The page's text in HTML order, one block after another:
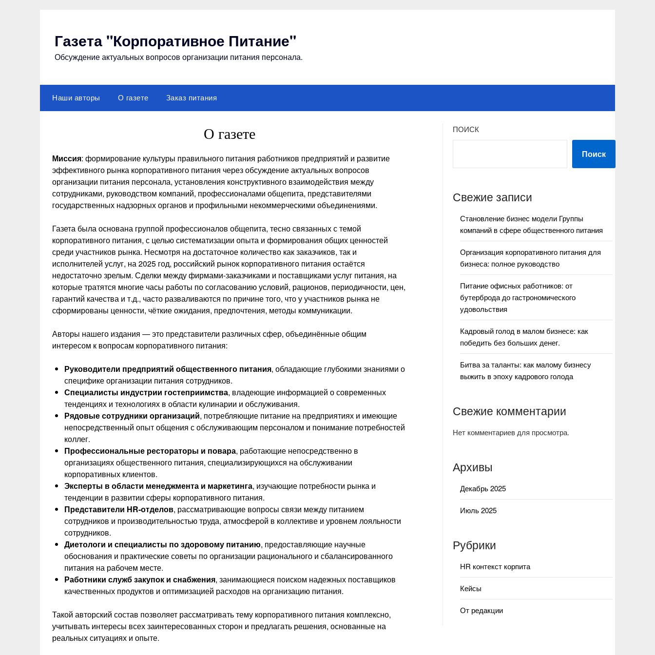
Газета "Корпоративное Питание"
Обсуждение актуальных вопросов организации питания персонала.
Наши авторы О газете Заказ питания
О газете
Миссия: формирование культуры правильного питания работников предприятий и развитие
эффективного рынка корпоративного питания через обсуждение актуальных вопросов
организации питания персонала, установления конструктивного взаимодействия между
сотрудниками, руководством компаний, профессионалами общепита, представителями
государственных надзорных органов и профильными некоммерческими объединениями.
Газета была основана группой профессионалов общепита, тесно связанных с темой
корпоративного питания, с целью систематизации опыта и формирования общих ценностей
среди участников рынка. Несмотря на достаточное количество как заказчиков, так и
исполнителей услуг, на 2025 год, российский рынок корпоративного питания остаётся
недостаточно зрелым. Сделки между фирмами-заказчиками и поставщиками услуг питания, на
которые тратятся многие часы работы по согласованию условий, рационов, периодичности, цен,
гарантий качества и т.д., часто разваливаются по причине того, что у участников рынка не
сформированы ценности, чёткие ожидания, предпочтения, методы коммуникации.
Авторы нашего издания — это представители различных сфер, объединённые общим
интересом к вопросам корпоративного питания:
Руководители предприятий общественного питания, обладающие глубокими знаниями о
специфике организации питания сотрудников.
Специалисты индустрии гостеприимства, владеющие информацией о современных
тенденциях и технологиях в области кулинарии и обслуживания.
Рядовые сотрудники организаций, потребляющие питание на предприятиях и имеющие
непосредственный опыт общения с обслуживающим персоналом и понимание потребностей
коллег.
Профессиональные рестораторы и повара, работающие непосредственно в
организациях общественного питания, специализирующихся на обслуживании
корпоративных клиентов.
Эксперты в области менеджмента и маркетинга, изучающие потребности рынка и
тенденции в развитии сферы корпоративного питания.
Представители HR-отделов, рассматривающие вопросы связи между питанием
сотрудников и производительностью труда, атмосферой в коллективе и уровнем лояльности
сотрудников.
Диетологи и специалисты по здоровому питанию, предоставляющие научные
обоснования и практические советы по организации рационального и сбалансированного
питания на рабочем месте.
Работники служб закупок и снабжения, занимающиеся поиском надежных поставщиков
качественных продуктов и оптимизацией расходов на организацию питания.
Такой авторский состав позволяет рассматривать тему корпоративного питания комплексно,
учитывать интересы всех заинтересованных сторон и предлагать решения, основанные на
реальных ситуациях и опыте.
ПОИСК
Поиск
Свежие записи
Становление бизнес модели Группы
компаний в сфере общественного питания
Организация корпоративного питания для
бизнеса: полное руководство
Питание офисных работников: от
бутерброда до гастрономического
удовольствия
Кадровый голод в малом бизнесе: как
победить без больших денег.
Битва за таланты: как малому бизнесу
выжить в эпоху кадрового голода
Свежие комментарии
Нет комментариев для просмотра.
Архивы
Декабрь 2025
Июль 2025
Рубрики
HR контекст корпита
Кейсы
От редакции